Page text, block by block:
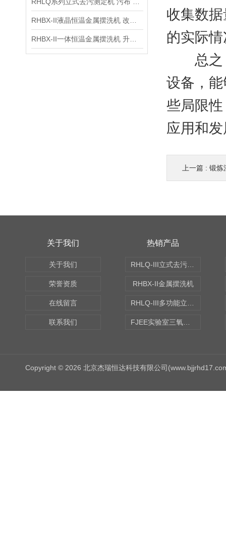
收集数
的实际
总之，
设备，
些局限
应用和
上一篇 : 锻炼
关于我们
关于我们
荣誉资质
在线留言
联系我们
热销产品
RHBX-II金属摆洗机
Copyright © 2026 北京杰瑞恒达科技有限公司